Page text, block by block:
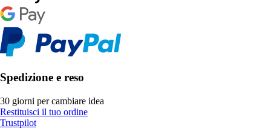
Spedizione e reso
30 giorni per cambiare idea
Restituisci il tuo ordine
Trustpilot